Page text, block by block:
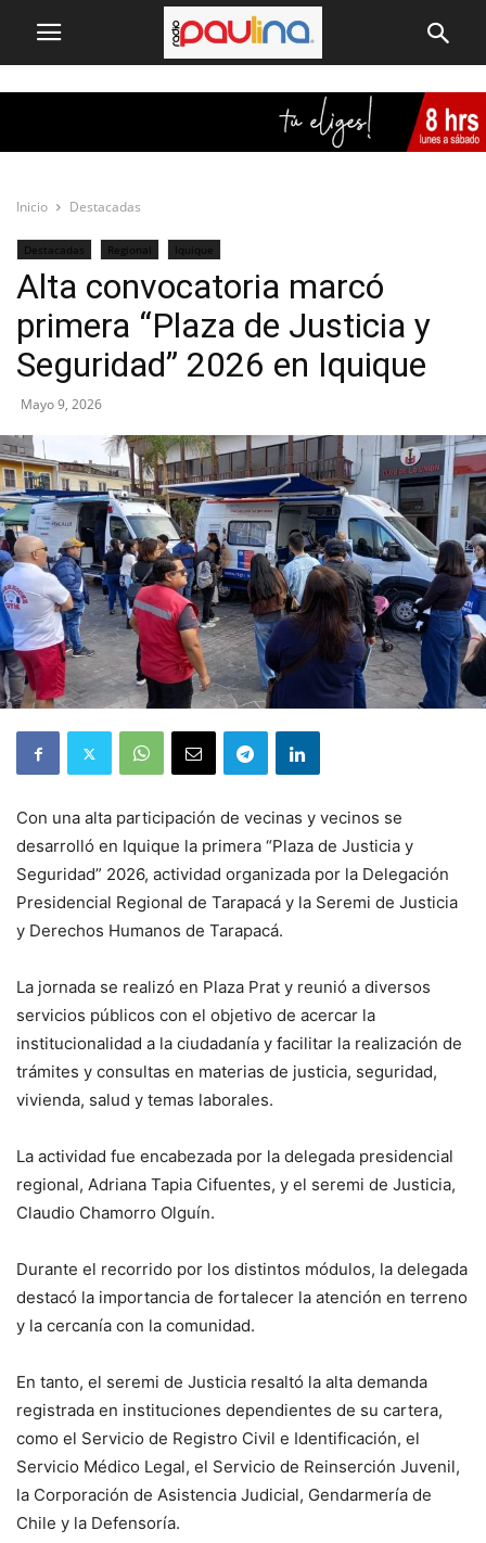
Inicio Destacadas
Destacadas Regional Iquique
Alta convocatoria marcó
primera “Plaza de Justicia y
Seguridad” 2026 en Iquique
Mayo 9, 2026
Con una alta participación de vecinas y vecinos se
desarrolló en Iquique la primera “Plaza de Justicia y
Seguridad” 2026, actividad organizada por la Delegación
Presidencial Regional de Tarapacá y la Seremi de Justicia
y Derechos Humanos de Tarapacá.
La jornada se realizó en Plaza Prat y reunió a diversos
servicios públicos con el objetivo de acercar la
institucionalidad a la ciudadanía y facilitar la realización de
trámites y consultas en materias de justicia, seguridad,
vivienda, salud y temas laborales.
La actividad fue encabezada por la delegada presidencial
regional, Adriana Tapia Cifuentes, y el seremi de Justicia,
Claudio Chamorro Olguín.
Durante el recorrido por los distintos módulos, la delegada
destacó la importancia de fortalecer la atención en terreno
y la cercanía con la comunidad.
En tanto, el seremi de Justicia resaltó la alta demanda
registrada en instituciones dependientes de su cartera,
como el Servicio de Registro Civil e Identificación, el
Servicio Médico Legal, el Servicio de Reinserción Juvenil,
la Corporación de Asistencia Judicial, Gendarmería de
Chile y la Defensoría.